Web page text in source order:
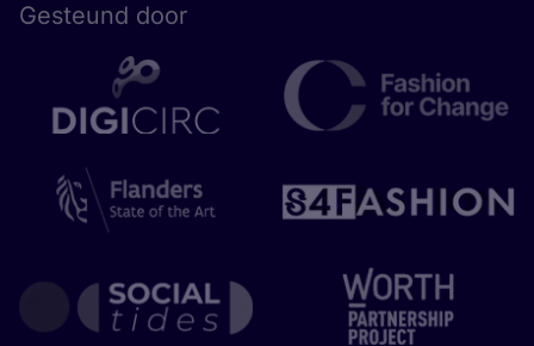
Gesteund door